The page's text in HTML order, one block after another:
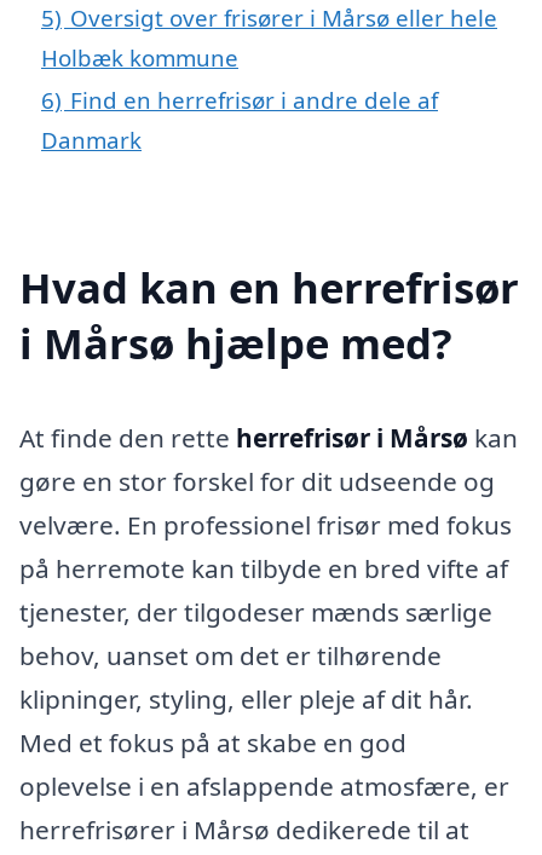
5) Oversigt over frisører i Mårsø eller hele
Holbæk kommune
6) Find en herrefrisør i andre dele af
Danmark
Hvad kan en herrefrisør
i Mårsø hjælpe med?
At finde den rette herrefrisør i Mårsø kan
gøre en stor forskel for dit udseende og
velvære. En professionel frisør med fokus
på herremote kan tilbyde en bred vifte af
tjenester, der tilgodeser mænds særlige
behov, uanset om det er tilhørende
klipninger, styling, eller pleje af dit hår.
Med et fokus på at skabe en god
oplevelse i en afslappende atmosfære, er
herrefrisører i Mårsø dedikerede til at